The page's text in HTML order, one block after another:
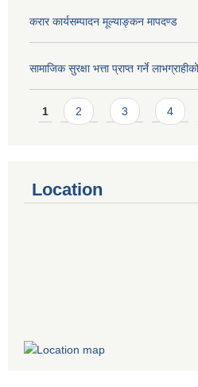
करार कार्यसम्पादन मूल्याङ्कन मापदण्ड
सामाजिक सुरक्षा भत्ता प्राप्त गर्ने
Pages
1 2 3 4
Location